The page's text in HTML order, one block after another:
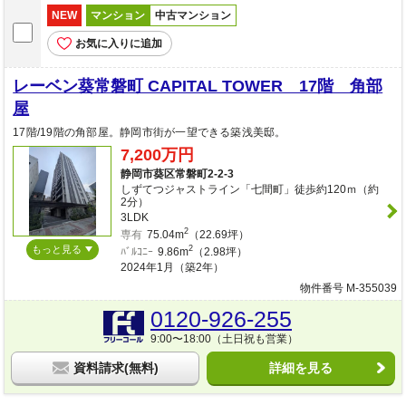
NEW マンション 中古マンション
お気に入りに追加
レーベン葵常磐町 CAPITAL TOWER 17階 角部
屋
17階/19階の角部屋。静岡市街が一望できる築浅美邸。
もっと見る
7,200万円
静岡市葵区常磐町2-2-3
しずてつジャストライン「七間町」徒歩約120ｍ（約
2分）
3LDK
専有 75.04m2（22.69坪）
ﾊﾞﾙｺﾆｰ 9.86m2（2.98坪）
2024年1月（築2年）
物件番号 M-355039
0120-926-255
9:00〜18:00（土日祝も営業）
資料請求(無料) 詳細を見る